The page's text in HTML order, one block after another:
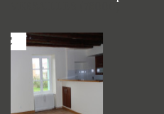
VERSAILLES (78000)
2 175 €